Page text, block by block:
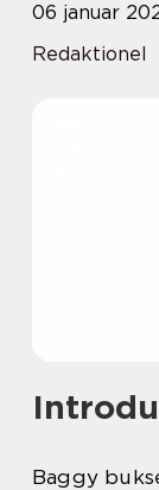
06 januar
Redaktionel
Baggy